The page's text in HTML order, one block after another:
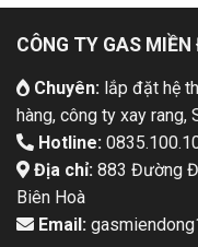
CÔNG TY GAS MIỀN
Chuyên:lắp đặt hệ
hàng, công ty xay rang,
Hotline:
Địa chỉ:883 Đường
Biên Hoà
Email: